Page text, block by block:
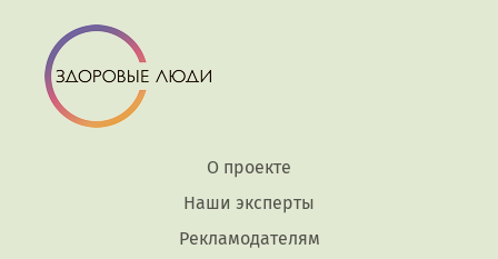
О проекте
Наши эксперты
Рекламодателям